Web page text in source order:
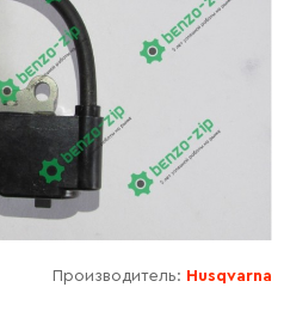
Производитель: Husqvarna